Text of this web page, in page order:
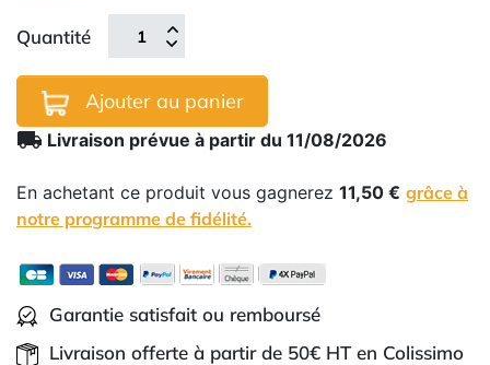
Quantité
Ajouter au panier
local_shipping Livraison prévue à partir du 11/08/2026
En achetant ce produit vous gagnerez 11,50 € grâce à
notre programme de fidélité.
Garantie satisfait ou remboursé
Livraison offerte à partir de 50€ HT en Colissimo